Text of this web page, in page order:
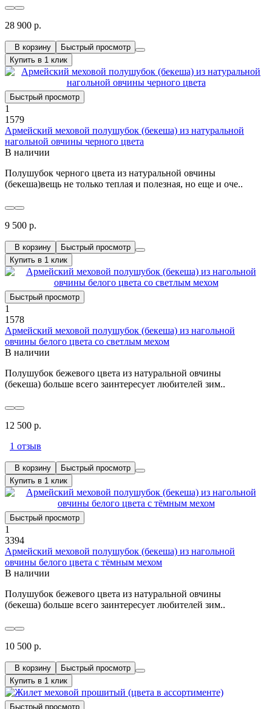
28 900 р.
В корзину
Быстрый просмотр
Купить в 1 клик
Быстрый просмотр
1
1579
Армейский меховой полушубок (бекеша) из натуральной
нагольной овчины черного цвета
В наличии
Полушубок черного цвета из натуральной овчины
(бекеша)вещь не только теплая и полезная, но еще и оче..
9 500 р.
В корзину
Быстрый просмотр
Купить в 1 клик
Быстрый просмотр
1
1578
Армейский меховой полушубок (бекеша) из нагольной
овчины белого цвета со светлым мехом
В наличии
Полушубок бежевого цвета из натуральной овчины
(бекеша) больше всего заинтересует любителей зим..
12 500 р.
1 отзыв
В корзину
Быстрый просмотр
Купить в 1 клик
Быстрый просмотр
1
3394
Армейский меховой полушубок (бекеша) из нагольной
овчины белого цвета с тёмным мехом
В наличии
Полушубок бежевого цвета из натуральной овчины
(бекеша) больше всего заинтересует любителей зим..
10 500 р.
В корзину
Быстрый просмотр
Купить в 1 клик
Быстрый просмотр